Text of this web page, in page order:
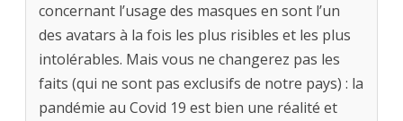
concernant l’usage des masques en sont l’un
des avatars à la fois les plus risibles et les plus
intolérables. Mais vous ne changerez pas les
faits (qui ne sont pas exclusifs de notre pays) : la
pandémie au Covid 19 est bien une réalité et